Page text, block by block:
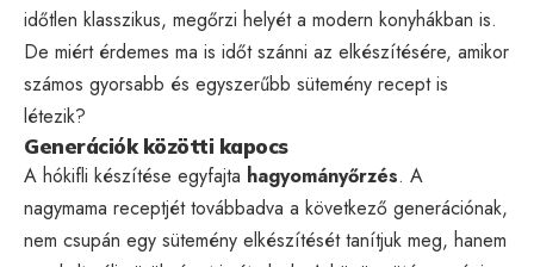
időtlen klasszikus, megőrzi helyét a modern konyhákban is.
De miért érdemes ma is időt szánni az elkészítésére, amikor
számos gyorsabb és egyszerűbb sütemény recept is
létezik?
Generációk közötti kapocs
A hókifli készítése egyfajta hagyományőrzés. A
nagymama receptjét továbbadva a következő generációnak,
nem csupán egy sütemény elkészítését tanítjuk meg, hanem